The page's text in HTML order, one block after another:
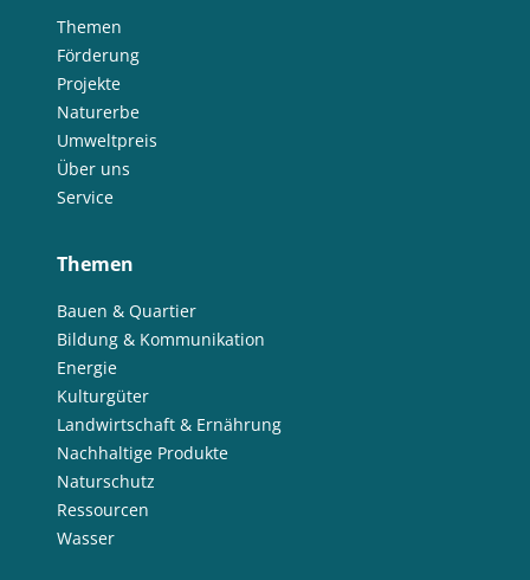
Themen
Förderung
Projekte
Naturerbe
Umweltpreis
Über uns
Service
Themen
Bauen & Quartier
Bildung & Kommunikation
Energie
Kulturgüter
Landwirtschaft & Ernährung
Nachhaltige Produkte
Naturschutz
Ressourcen
Wasser